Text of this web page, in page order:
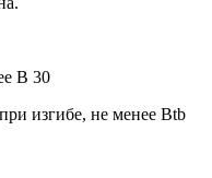
В 30
изгибе, не менее Вtb